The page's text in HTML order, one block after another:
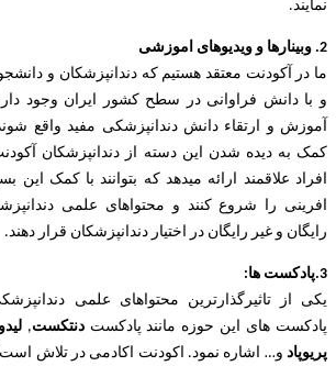
نمایند.
2. وبینارها و ویدیوهای اموزشی
ما در آکودنت معتقد هستیم که دندانپزشکان و
و با دانش فراوانی در سطح کشور ایران وجود
آموزش و ارتقاء دانش دندانپزشکی مفید واقع
کمک به دیده شدن این دسته از دندانپزشکان
افراد علاقمند ارائه میدهد که بتوانند با کمک این
افرینی را شروع کنند و محتواهای علمی
رایگان و غیر رایگان در اختیار دندانپزشکان قرار دهند.
3.پادکست ها:
یکی از تاثیرگذارترین محتواهای علمی
پادکست های این حوزه مانند پادکستدنتکست,
پریوپاد و… اشاره نمود. اکودنت اکادمی در تلاش است